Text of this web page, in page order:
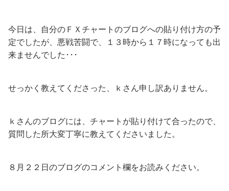
今日は、自分のＦＸチャートのブログへの貼り付け方の予
定でしたが、悪戦苦闘で、１３時から１７時になっても出
来ませんでした･･･
せっかく教えてくださった、ｋさん申し訳ありません。
ｋさんのブログには、チャートが貼り付けて合ったので、
質問した所大変丁寧に教えてくださいました。
８月２２日のブログのコメント欄をお読みください。